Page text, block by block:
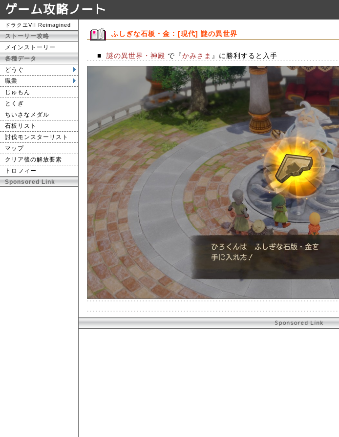
ゲーム攻略ノート
ドラクエVII Reimagined
ストーリー攻略
メインストーリー
各種データ
どうぐ
職業
じゅもん
とくぎ
ちいさなメダル
石板リスト
討伐モンスターリスト
マップ
クリア後の解放要素
トロフィー
Sponsored Link
ふしぎな石板・金 : [現代] 謎の異世界
■ 謎の異世界・神殿 で『かみさま 』に勝利すると入手
Sponsored Link